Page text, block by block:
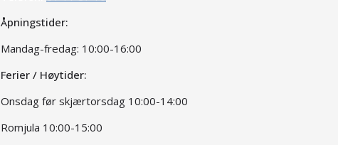
Åpningstider:
Mandag-fredag: 10:00-16:00
Ferier / Høytider:
Onsdag før skjærtorsdag 10:00-14:00
Romjula 10:00-15:00